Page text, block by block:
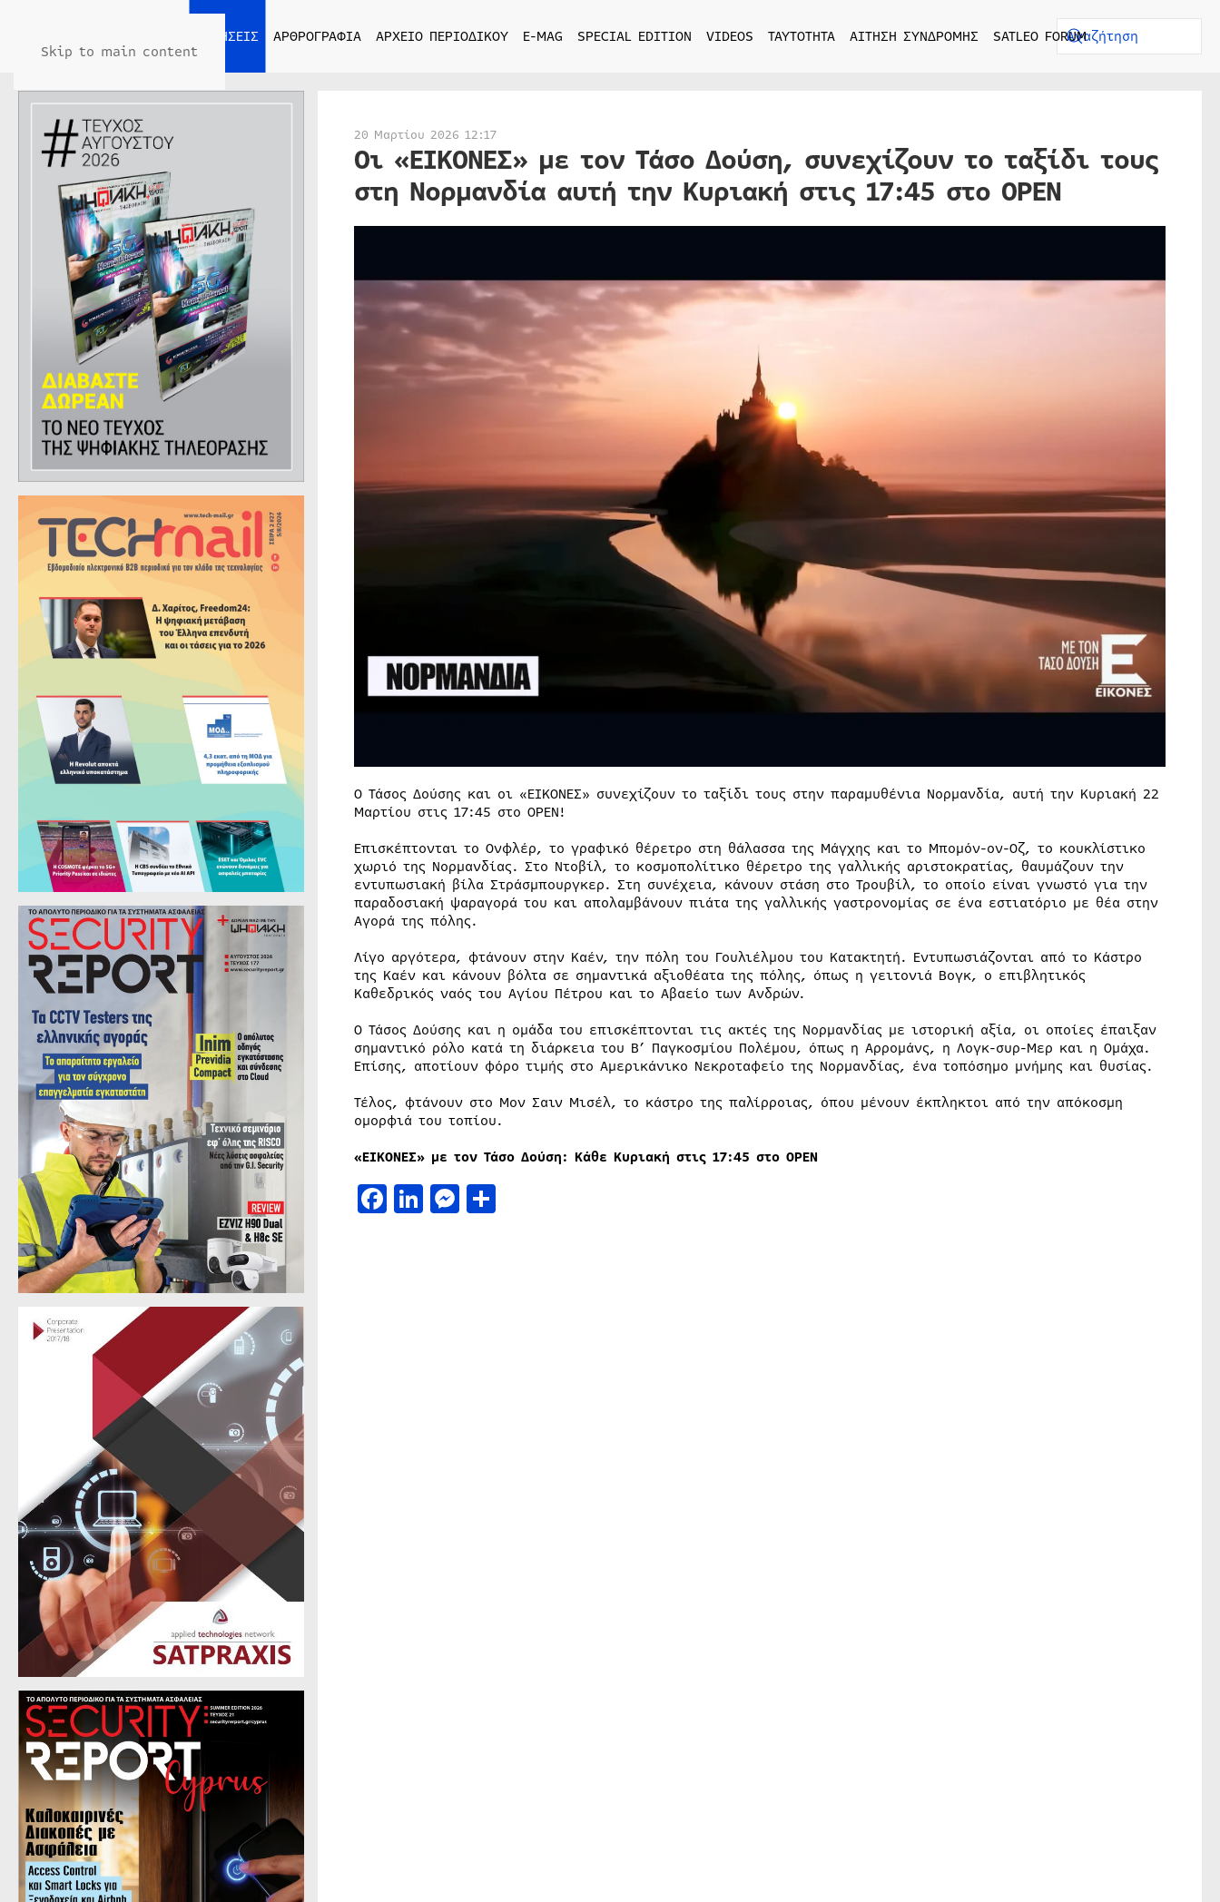
Skip to main content
ΕΙΔΗΣΕΙΣ ΑΡΘΡΟΓΡΑΦΙΑ ΑΡΧΕΙΟ ΠΕΡΙΟΔΙΚΟΥ E-MAG SPECIAL EDITION VIDEOS ΤΑΥΤΟΤΗΤΑ ΑΙΤΗΣΗ ΣΥΝΔΡΟΜΗΣ SATLEO FORUM
20 Μαρτίου 2026 12:17
Οι «ΕΙΚΟΝΕΣ» με τον Τάσο Δούση, συνεχίζουν το ταξίδι τους
στη Νορμανδία αυτή την Κυριακή στις 17:45 στο OPEN
Ο Τάσος Δούσης και οι «ΕΙΚΟΝΕΣ» συνεχίζουν το ταξίδι τους στην παραμυθένια Νορμανδία, αυτή την Κυριακή 22
Μαρτίου στις 17:45 στο OPEN!
Επισκέπτονται το Ονφλέρ, το γραφικό θέρετρο στη θάλασσα της Μάγχης και το Μπομόν-ον-Οζ, το κουκλίστικο
χωριό της Νορμανδίας. Στο Ντοβίλ, το κοσμοπολίτικο θέρετρο της γαλλικής αριστοκρατίας, θαυμάζουν την
εντυπωσιακή βίλα Στράσμπουργκερ. Στη συνέχεια, κάνουν στάση στο Τρουβίλ, το οποίο είναι γνωστό για την
παραδοσιακή ψαραγορά του και απολαμβάνουν πιάτα της γαλλικής γαστρονομίας σε ένα εστιατόριο με θέα στην
Αγορά της πόλης.
Λίγο αργότερα, φτάνουν στην Καέν, την πόλη του Γουλιέλμου του Κατακτητή. Εντυπωσιάζονται από το Κάστρο
της Καέν και κάνουν βόλτα σε σημαντικά αξιοθέατα της πόλης, όπως η γειτονιά Βογκ, ο επιβλητικός
Καθεδρικός ναός του Αγίου Πέτρου και το Αβαείο των Ανδρών.
Ο Τάσος Δούσης και η ομάδα του επισκέπτονται τις ακτές της Νορμανδίας με ιστορική αξία, οι οποίες έπαιξαν
σημαντικό ρόλο κατά τη διάρκεια του Β’ Παγκοσμίου Πολέμου, όπως η Αρρομάνς, η Λογκ-συρ-Μερ και η Ομάχα.
Επίσης, αποτίουν φόρο τιμής στο Αμερικάνικο Νεκροταφείο της Νορμανδίας, ένα τοπόσημο μνήμης και θυσίας.
Τέλος, φτάνουν στο Μον Σαιν Μισέλ, το κάστρο της παλίρροιας, όπου μένουν έκπληκτοι από την απόκοσμη
ομορφιά του τοπίου.
«ΕΙΚΟΝΕΣ» με τον Τάσο Δούση: Κάθε Κυριακή στις 17:45 στο OPEN
Facebook
LinkedIn
Messenger
Μοιραστείτε